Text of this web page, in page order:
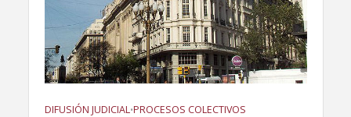
DIFUSIÓN JUDICIAL•PROCESOS COLECTIVOS